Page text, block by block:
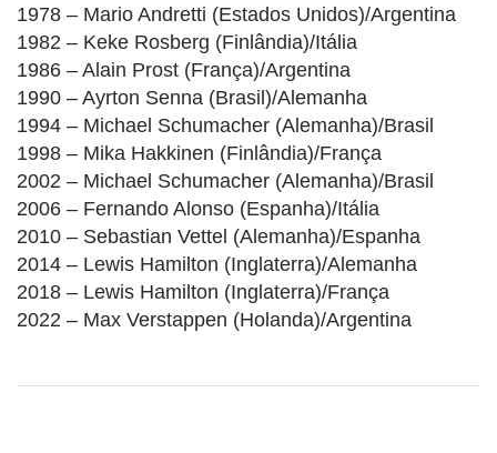
1978 – Mario Andretti (Estados Unidos)/Argentina
1982 – Keke Rosberg (Finlândia)/Itália
1986 – Alain Prost (França)/Argentina
1990 – Ayrton Senna (Brasil)/Alemanha
1994 – Michael Schumacher (Alemanha)/Brasil
1998 – Mika Hakkinen (Finlândia)/França
2002 – Michael Schumacher (Alemanha)/Brasil
2006 – Fernando Alonso (Espanha)/Itália
2010 – Sebastian Vettel (Alemanha)/Espanha
2014 – Lewis Hamilton (Inglaterra)/Alemanha
2018 – Lewis Hamilton (Inglaterra)/França
2022 – Max Verstappen (Holanda)/Argentina